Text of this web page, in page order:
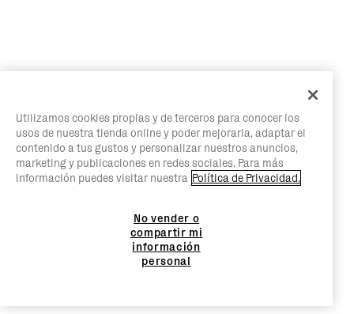
Utilizamos cookies propias y de terceros para conocer los
usos de nuestra tienda online y poder mejorarla, adaptar el
contenido a tus gustos y personalizar nuestros anuncios,
marketing y publicaciones en redes sociales. Para más
información puedes visitar nuestra Política de Privacidad.
No vender o
compartir mi
información
personal